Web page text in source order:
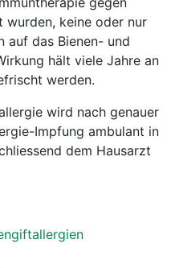
wurden, keine oder nur
auf das Bienen- und
hält viele Jahre an
werden.
wird nach genauer
Impfung ambulant in
dem Hausarzt